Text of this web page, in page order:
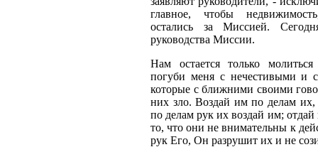
главное, чтобы
остались за Миссией.
руководства Миссии.
Нам остается только
погуби меня с не­честивыми и
которые с ближними своими
них зло. Воздай им по делам
по делам рук их воздай им;
то, что они не внимательны к
рук Его, Он разрушит их и не